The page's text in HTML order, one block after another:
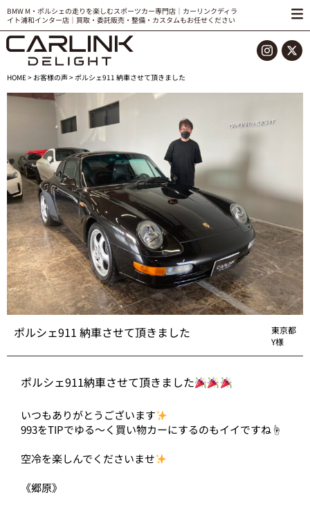
BMW M・ポルシェの走りを楽しむスポーツカー専門店｜カーリンクディラ
イト浦和インター店｜買取・委託販売・整備・カスタムもお任せください
HOME> お客様の声> ポルシェ911 納車させて頂きました
ポルシェ911 納車させて頂きました
東京都
Y様
ポルシェ911納車させて頂きました
いつもありがとうございます
993をTIPでゆる〜く買い物カーにするのもイイですね☝️
空冷を楽しんでくださいませ
《郷原》